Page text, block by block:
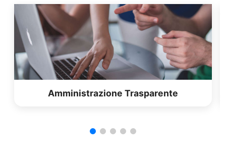
Amministrazione Trasparente